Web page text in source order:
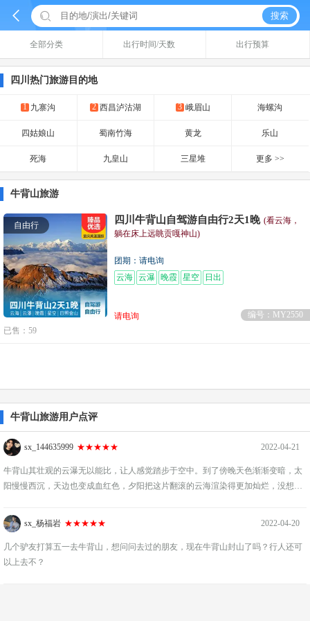
  搜索
全部分类 出行时间/天数 出行预算
四川热门旅游目的地
1 九寨沟 2 西昌泸沽湖 3 峨眉山 海螺沟
四姑娘山 蜀南竹海 黄龙 乐山
死海 九皇山 三星堆 更多 >>
牛背山旅游
自由行 四川牛背山自驾游自由行2天1晚 (看云海，
躺在床上远眺贡嘎神山)
团期：请电询
云海 云瀑 晚霞 星空 日出
请电询
编号：MY2550
已售：59
牛背山旅游用户点评
sx_144635999 ★★★★★ 2022-04-21
牛背山其壮观的云瀑无以能比，让人感觉踏步于空中。到了傍晚天色渐渐变暗，太
阳慢慢西沉，天边也变成血红色，夕阳把这片翻滚的云海渲染得更加灿烂，没想到
sx_杨福岩 ★★★★★ 2022-04-20
几个驴友打算五一去牛背山，想问问去过的朋友，现在牛背山封山了吗？行人还可
以上去不？